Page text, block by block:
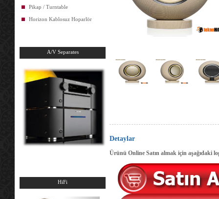
Pikap / Turntable
Horizon Kablosuz Hoparlör
A/V Separates
HiFi
Detaylar
Ürünü Online Satın almak için aşağıdaki